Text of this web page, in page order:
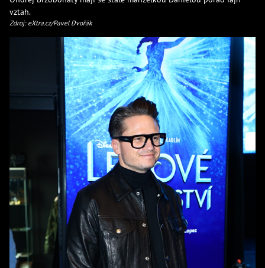
vztah.
Zdroj: eXtra.cz/Pavel Dvořák